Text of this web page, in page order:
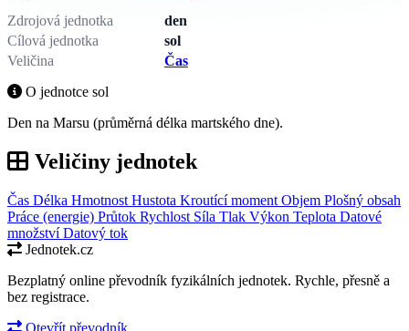
Zdrojová jednotka
den
Cílová jednotka
sol
Veličina
Čas
O jednotce sol
Den na Marsu (průměrná délka martského dne).
Veličiny jednotek
Čas Délka Hmotnost Hustota Kroutící moment Objem Plošný obsah
Práce (energie) Průtok Rychlost Síla Tlak Výkon Teplota Datové
množstvíDatový tok
Jednotek.cz
Bezplatný online převodník fyzikálních jednotek. Rychle, přesně a
bez registrace.
Otevřít převodník